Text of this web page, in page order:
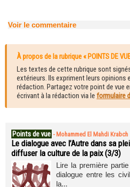
Voir le commentaire
À propos de la rubrique « POINTS DE
Les textes de cette rubrique sont
extérieurs. Ils expriment leurs opinions
rédaction. Partagez votre point de vue
écrivant à la rédaction via le formulaire
Points de vue - Mohammed El Mahdi Krabch
Le dialogue avec l’Autre dans sa
diffuser la culture de la paix (3/3)
Lire la première
dialogue entre les
la...